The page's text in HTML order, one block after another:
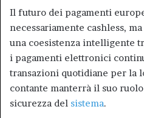
Il futuro dei pagamenti
necessariamente cashless,
una coesistenza intelligente
i pagamenti elettronici
transazioni quotidiane per la
contante manterrà il suo
sicurezza del sistema.